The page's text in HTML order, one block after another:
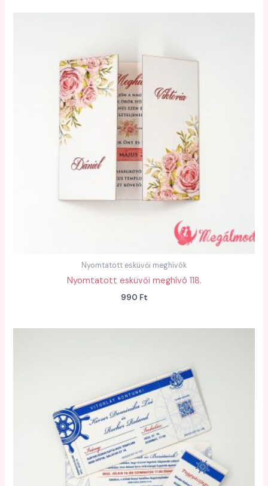
Nyomtatott esküvői meghívók
Nyomtatott esküvői meghívó 118.
990 Ft